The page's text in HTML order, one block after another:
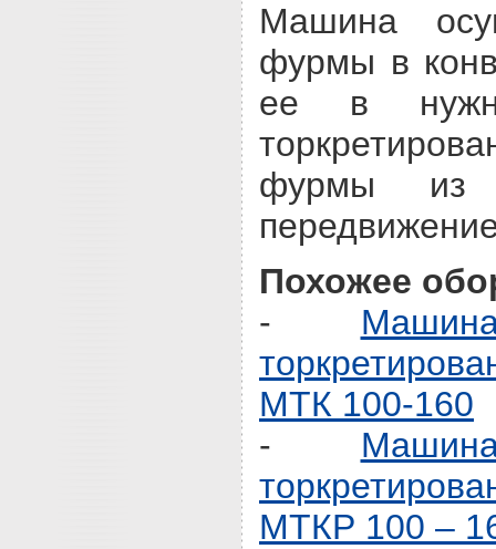
Машина
фурмы в
ее в
фурмы из
Похожее
-
МТК 100-160
-
МТКР 100 –